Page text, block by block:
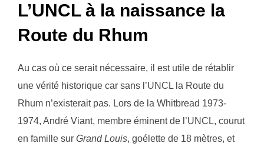
L’UNCL à la naissance la
Route du Rhum
Au cas où ce serait nécessaire, il est utile de rétablir
une vérité historique car sans l’UNCL la Route du
Rhum n’existerait pas. Lors de la Whitbread 1973-
1974, André Viant, membre éminent de l’UNCL, courut
en famille sur Grand Louis, goélette de 18 mètres, et